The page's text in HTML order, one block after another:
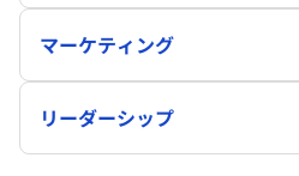
マーケティング
リーダーシップ